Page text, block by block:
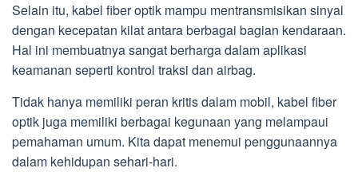
Selain itu, kabel fiber optik mampu mentransmisikan sinyal
dengan kecepatan kilat antara berbagai bagian kendaraan.
Hal ini membuatnya sangat berharga dalam aplikasi
keamanan seperti kontrol traksi dan airbag.
Tidak hanya memiliki peran kritis dalam mobil, kabel fiber
optik juga memiliki berbagai kegunaan yang melampaui
pemahaman umum. Kita dapat menemui penggunaannya
dalam kehidupan sehari-hari.